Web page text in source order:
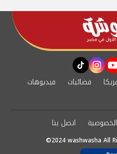
youtube
instagram
tiktok
فضائيات
فيديوهات
اتصل بنا
©2024 washwasha All